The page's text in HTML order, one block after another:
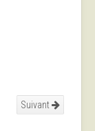
Suivant